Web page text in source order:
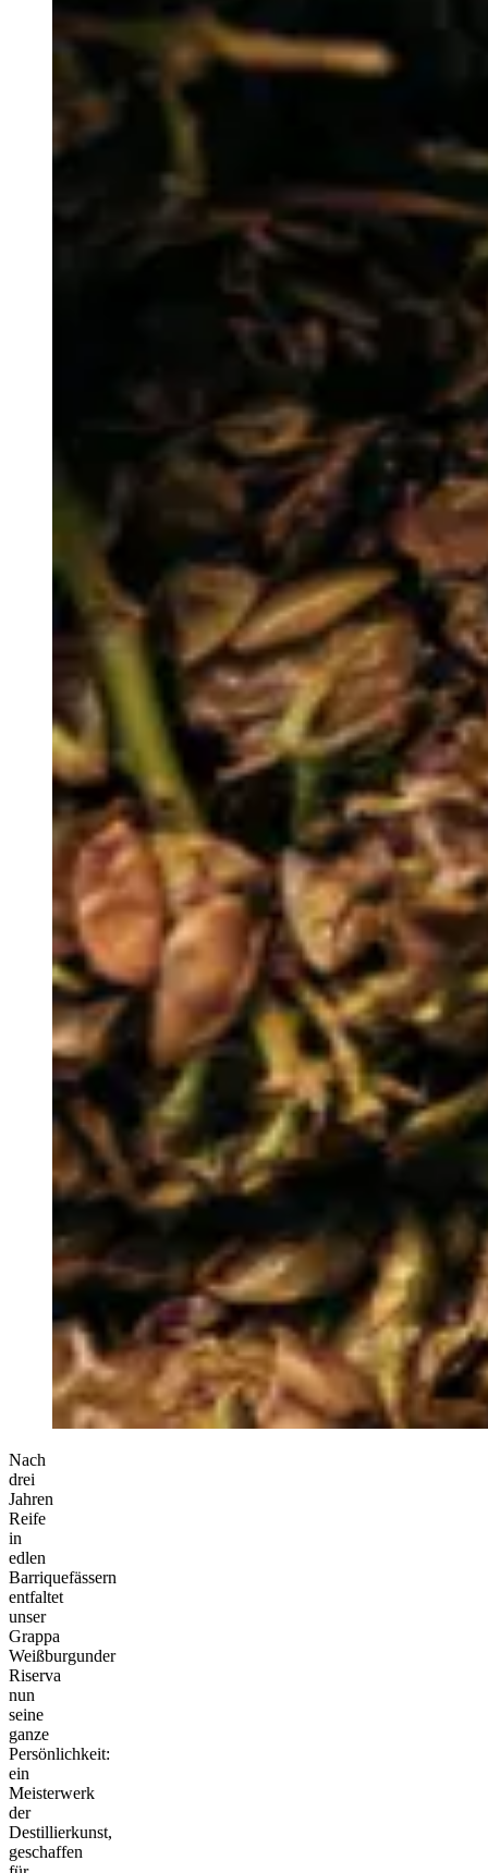
Nach
drei
Jahren
Reife
in
edlen
Barriquefässern
entfaltet
unser
Grappa
Weißburgunder
Riserva
nun
seine
ganze
Persönlichkeit:
ein
Meisterwerk
der
Destillierkunst,
geschaffen